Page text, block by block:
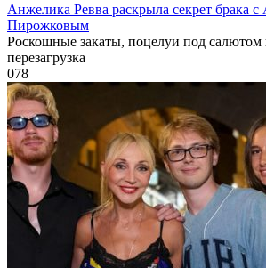
Анжелика Ревва раскрыла секрет брака
Пирожковым
Роскошные закаты, поцелуи под салютом
перезагрузка
078